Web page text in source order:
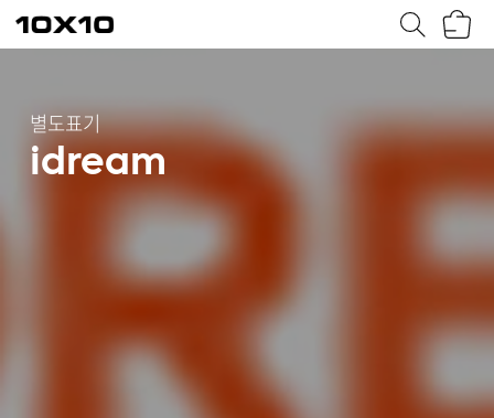
텐
바
별도표기
idream